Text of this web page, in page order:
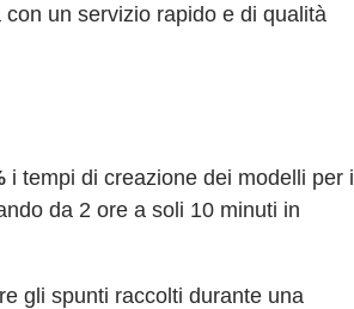
un servizio rapido e di qualità
i tempi di creazione dei modelli per i
da 2 ore a soli 10 minuti in
gli spunti raccolti durante una